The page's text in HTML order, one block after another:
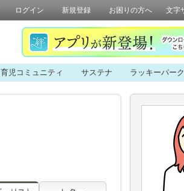
ログイン 新規登録 お困りの方へ 文字
育児コミュニティ サステナ ラッキーパーク